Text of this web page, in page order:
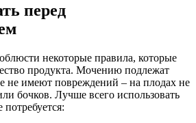
перед
некоторые правила, которые
продукта. Мочению подлежат
не имеют повреждений – на плодах не
бочков. Лучше всего использовать